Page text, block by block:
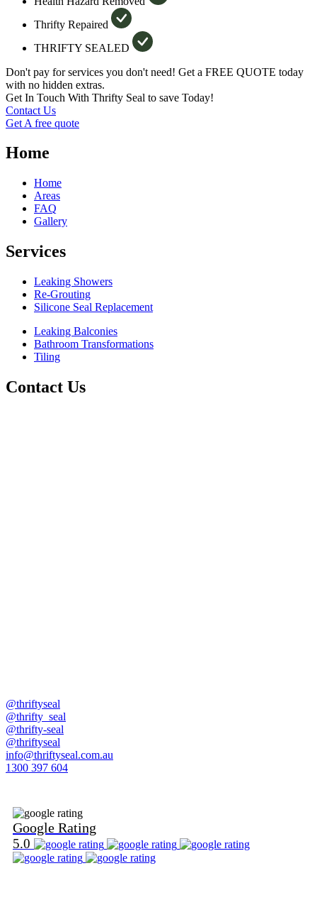
Thrifty Repaired
THRIFTY SEALED
Don't pay for services you don't need! Get a FREE QUOTE today
with no hidden extras.
Get In Touch With Thrifty Seal to save Today!
Contact Us
Get A free quote
Home
Home
Areas
FAQ
Gallery
Services
Leaking Showers
Re-Grouting
Silicone Seal Replacement
Leaking Balconies
Bathroom Transformations
Tiling
Contact Us
@thriftyseal
@thrifty_seal
@thrifty-seal
@thriftyseal
info@thriftyseal.com.au
1300 397 604
Google Rating
5.0